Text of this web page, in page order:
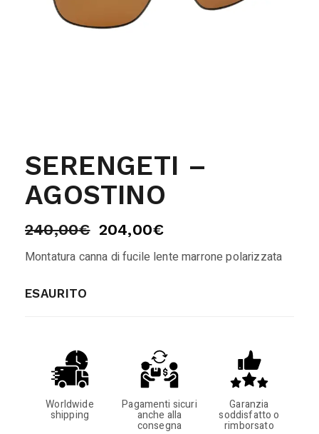
SERENGETI –
AGOSTINO
240,00€ 204,00€
Montatura canna di fucile lente marrone polarizzata
ESAURITO
Worldwide
shipping
Pagamenti sicuri
anche alla
consegna
Garanzia
soddisfatto o
rimborsato